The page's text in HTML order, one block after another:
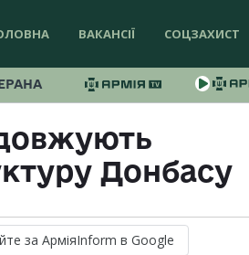
ВАКАНСІЇ СОЦЗАХИСТ
Донбасу
за АрміяInform в Google